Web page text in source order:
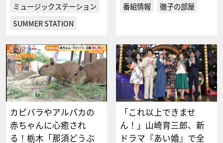
ミュージックステーション
SUMMER STATION
番組情報 徹子の部屋
カピバラやアルパカの
赤ちゃんに心癒され
る！栃木「那須どうぶ
「これ以上できませ
ん！」山崎育三郎、新
ドラマ『あい婚』で全